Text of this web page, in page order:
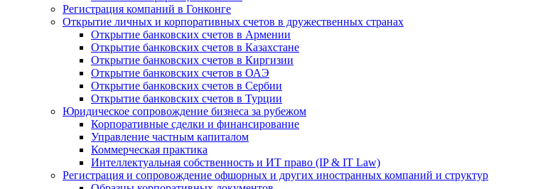
Регистрация компаний в Гонконге
Открытие личных и корпоративных счетов в дружественных странах
Открытие банковских счетов в Армении
Открытие банковских счетов в Казахстане
Открытие банковских счетов в Киргизии
Открытие банковских счетов в ОАЭ
Открытие банковских счетов в Сербии
Открытие банковских счетов в Турции
Юридическое сопровождение бизнеса за рубежом
Корпоративные сделки и финансирование
Управление частным капиталом
Коммерческая практика
Интеллектуальная собственность и ИТ право (IP & IT Law)
Регистрация и сопровождение офшорных и других иностранных компаний и структур